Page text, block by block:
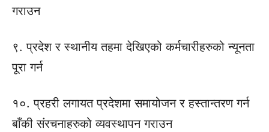
गराउन
९. प्रदेश र स्थानीय तहमा देखिएको कर्मचारीहरुको न्यूनता
पूरा गर्न
१०. प्रहरी लगायत प्रदेशमा समायोजन र हस्तान्तरण गर्न
बाँकी संरचनाहरुको व्यवस्थापन गराउन